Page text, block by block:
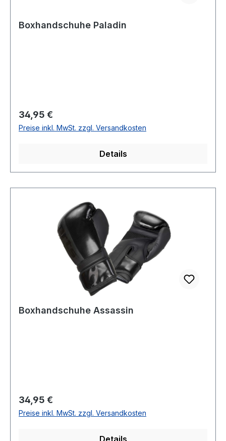
Boxhandschuhe Paladin
Regulärer Preis:
34,95 €
Preise inkl. MwSt. zzgl. Versandkosten
Details
Boxhandschuhe Assassin
Regulärer Preis:
34,95 €
Preise inkl. MwSt. zzgl. Versandkosten
Details